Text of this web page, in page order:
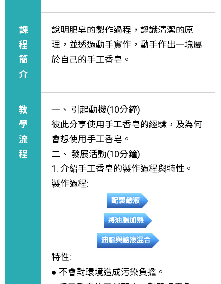
課
程
簡
介
說明肥皂的製作過程，認識清潔的原
理，並透過動手實作，動手作出一塊屬
於自己的手工香皂。
教
學
流
程
一、 引起動機(10分鐘)
彼此分享使用手工香皂的經驗，及為何
會想使用手工香皂。
二、 發展活動(10分鐘)
1. 介紹手工香皂的製作過程與特性。
製作過程:
特性:
● 不會對環境造成污染負擔。